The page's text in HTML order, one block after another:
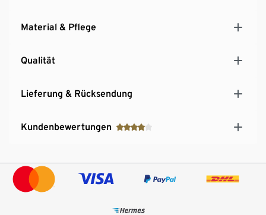
Material & Pflege
Qualität
Lieferung & Rücksendung
Kundenbewertungen